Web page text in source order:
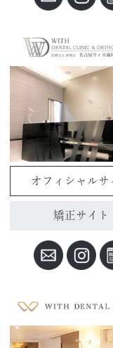
オフィシャルサ
矯正サイト